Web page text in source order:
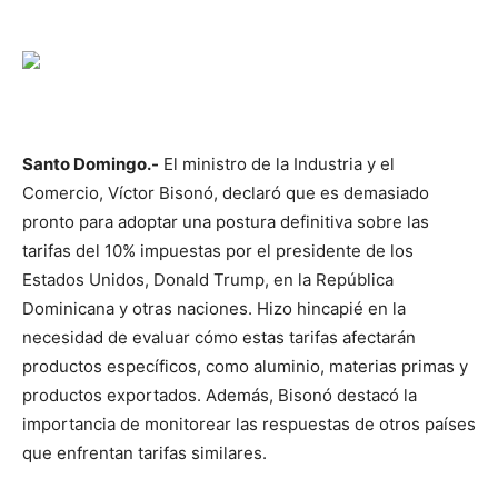
Santo Domingo.- El ministro de la Industria y el
Comercio, Víctor Bisonó, declaró que es demasiado
pronto para adoptar una postura definitiva sobre las
tarifas del 10% impuestas por el presidente de los
Estados Unidos, Donald Trump, en la República
Dominicana y otras naciones. Hizo hincapié en la
necesidad de evaluar cómo estas tarifas afectarán
productos específicos, como aluminio, materias primas y
productos exportados. Además, Bisonó destacó la
importancia de monitorear las respuestas de otros países
que enfrentan tarifas similares.